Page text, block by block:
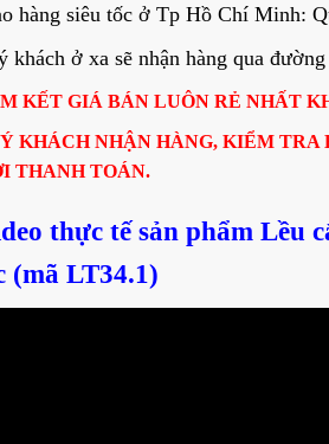
hàng siêu tốc ở Tp Hồ Chí Minh:
khách ở xa sẽ nhận hàng qua
KẾT GIÁ BÁN LUÔN RẺ NHẤT
KHÁCH NHẬN HÀNG, KIỂM
THANH TOÁN.
thực tế sản phẩm Lều
(mã LT34.1)